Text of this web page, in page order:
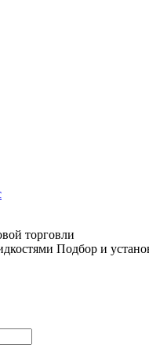
торговли
Подбор и